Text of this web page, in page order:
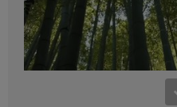
Formula 1 Story #4 나이에 상관없